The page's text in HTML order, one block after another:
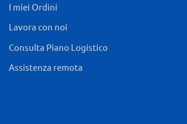
I miei Ordini
Lavora con noi
Consulta Piano Logistico
Assistenza remota